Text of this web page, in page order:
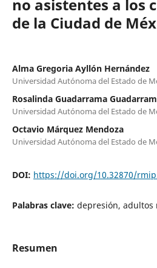
no asistentes a los
de la Ciudad de
Alma Gregoria Ayllón Hernández
Universidad Autónoma del Estado de
Rosalinda Guadarrama
Universidad Autónoma del Estado de
Octavio Márquez Mendoza
Universidad Autónoma del Estado de
DOI: https://doi.org/10.32870/
Palabras clave: depresión, adultos
Resumen